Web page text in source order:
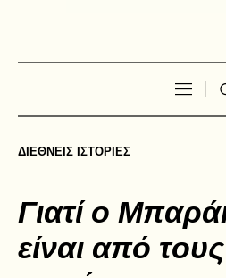
ΔΙΕΘΝΕΙΣ ΙΣΤΟΡΙΕΣ
Γιατί ο
είναι από τους